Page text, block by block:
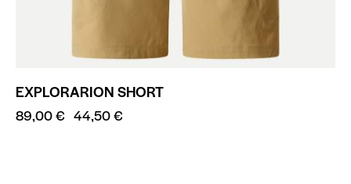
EXPLORARION SHORT
89,00€ 44,50€